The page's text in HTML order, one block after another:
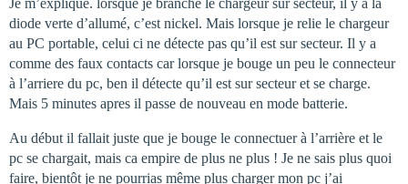
Je m’explique. lorsque je branche le chargeur sur secteur, il y a la
diode verte d’allumé, c’est nickel. Mais lorsque je relie le chargeur
au PC portable, celui ci ne détecte pas qu’il est sur secteur. Il y a
comme des faux contacts car lorsque je bouge un peu le connecteur
à l’arriere du pc, ben il détecte qu’il est sur secteur et se charge.
Mais 5 minutes apres il passe de nouveau en mode batterie.
Au début il fallait juste que je bouge le connectuer à l’arrière et le
pc se chargait, mais ca empire de plus ne plus ! Je ne sais plus quoi
faire, bientôt je ne pourrias même plus charger mon pc j’ai